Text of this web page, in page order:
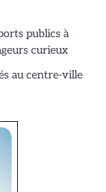
publics à
curieux
au centre-ville